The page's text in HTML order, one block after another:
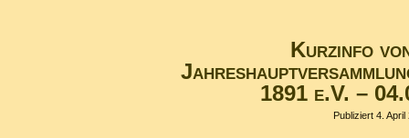
Kurzinfo
1891 e.V. –
Publiziert 4. April